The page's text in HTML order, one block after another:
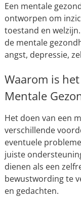
Een mentale
ontworpen om
toestand en
de mentale
angst, depressie,
Waarom is
Mentale
Het doen van een
verschillende
eventuele
juiste
dienen als een
bewustwording te
en gedachten.